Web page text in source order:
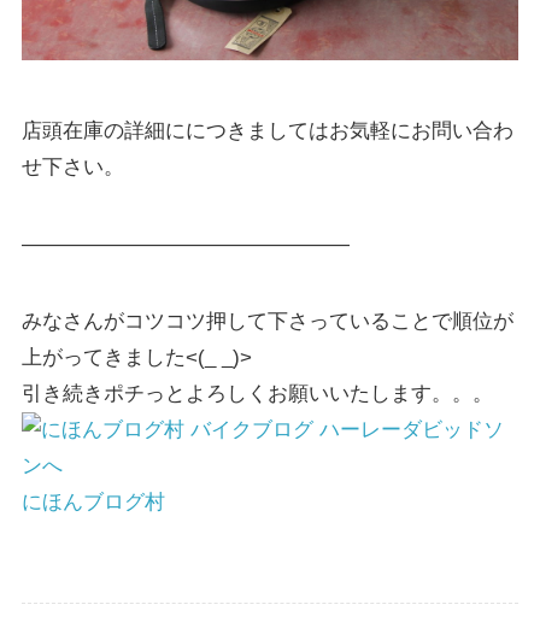
店頭在庫の詳細ににつきましてはお気軽にお問い合わ
せ下さい。
————————————————
みなさんがコツコツ押して下さっていることで順位が
上がってきました<(_ _)>
引き続きポチっとよろしくお願いいたします。。。
にほんブログ村